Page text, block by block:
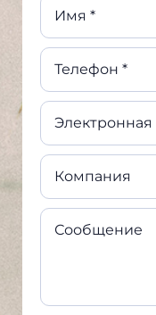
Имя *
Телефон *
Электронная
Компания
Сообщение